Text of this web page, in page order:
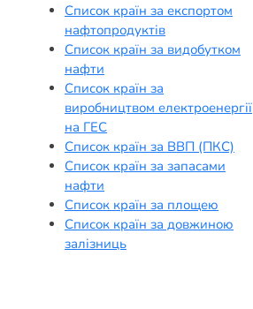
Список країн за експортом
нафтопродуктів
Список країн за видобутком
нафти
Список країн за
виробництвом електроенергії
на ГЕС
Список країн за ВВП (ПКС)
Список країн за запасами
нафти
Список країн за площею
Список країн за довжиною
залізниць